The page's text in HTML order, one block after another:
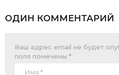
ОДИН КОММЕНТАРИЙ
Ваш адрес email не будет
поля помечены *